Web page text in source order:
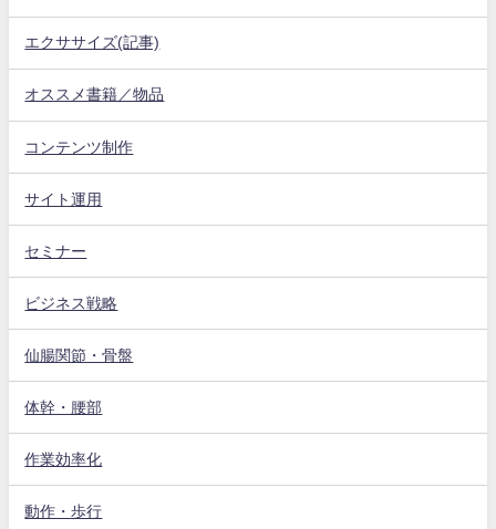
エクササイズ(記事)
オススメ書籍／物品
コンテンツ制作
サイト運用
セミナー
ビジネス戦略
仙腸関節・骨盤
体幹・腰部
作業効率化
動作・歩行